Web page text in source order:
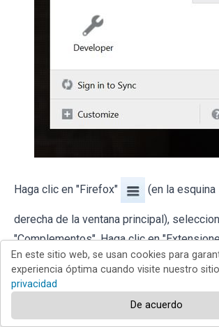
Haga clic en "Firefox" (en la
derecha de la ventana principal),
"Complementos". Haga clic en
pantalla, elimine los complementos
recientemente que parezcan sospechosos.
En este sitio web, se usan cookies para
experiencia óptima cuando visite nuestro
privacidad
De acuerdo